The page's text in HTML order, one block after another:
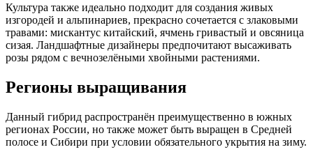
Культура также идеально подходит для создания живых
изгородей и альпинариев, прекрасно сочетается с злаковыми
травами: мискантус китайский, ячмень гривастый и овсяница
сизая. Ландшафтные дизайнеры предпочитают высаживать
розы рядом с вечнозелёными хвойными растениями.
Регионы выращивания
Данный гибрид распространён преимущественно в южных
регионах России, но также может быть выращен в Средней
полосе и Сибири при условии обязательного укрытия на зиму.